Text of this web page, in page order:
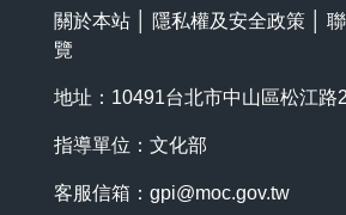
關於本站 隱私權及安全政策
覽
地址：10491台北市中山區松江路
指導單位：文化部
客服信箱： gpi@moc.gov.tw